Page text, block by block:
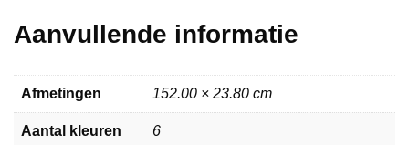
Aanvullende informatie
Afmetingen 152.00 × 23.80 cm
Aantal kleuren 6